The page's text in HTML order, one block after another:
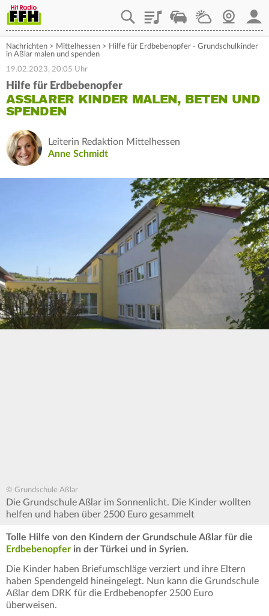
PlaylistStaupilotWetterWebcam
Nachrichten > Mittelhessen > Hilfe für Erdbebenopfer - Grundschulkinder
in Aßlar malen und spenden
19.02.2023, 20:05 Uhr
Hilfe für Erdbebenopfer
ASSLARER KINDER MALEN, BETEN UND S
PENDEN
Leiterin Redaktion Mittelhessen
Anne Schmidt
© Grundschule Aßlar
Die Grundschule Aßlar im Sonnenlicht. Die Kinder wollten
helfen und haben über 2500 Euro gesammelt
Tolle Hilfe von den Kindern der Grundschule Aßlar für die
Erdbebenopfer in der Türkei und in Syrien.
Die Kinder haben Briefumschläge verziert und ihre Eltern
haben Spendengeld hineingelegt. Nun kann die Grundschule
Aßlar dem DRK für die Erdbebenopfer 2500 Euro
überweisen.